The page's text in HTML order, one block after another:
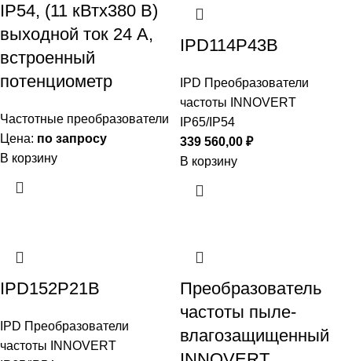
IP54, (11 кВтx380 В)
выходной ток 24 А,
встроенный
потенциометр
Частотные преобразователи
Цена: по запросу
В корзину
IPD114P43B
IPD Преобразователи
частоты INNOVERT
IP65/IP54
339 560,00 ₽
В корзину
IPD152P21B
IPD Преобразователи
частоты INNOVERT
Преобразователь
частоты пыле-
влагозащищенный